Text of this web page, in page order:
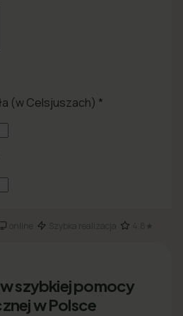
online· Szybka realizacja 4.8★
szybkiej pomocy
w Polsce